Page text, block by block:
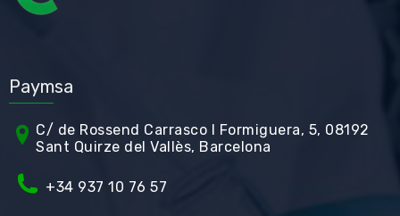
Paymsa
C/ de Rossend Carrasco I Formiguera, 5, 08192
Sant Quirze del Vallès, Barcelona
+34 937 10 76 57